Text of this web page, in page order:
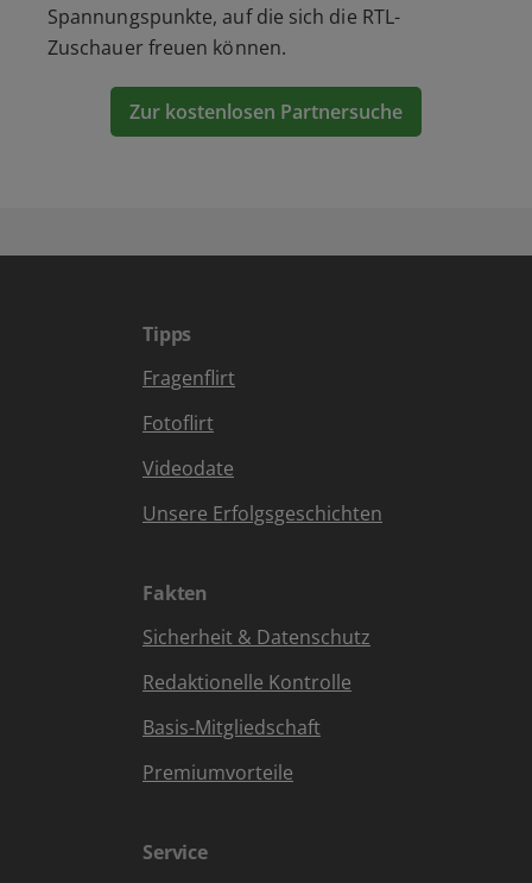
Spannungspunkte, auf die sich die RTL-
Zuschauer freuen können.
Zur kostenlosen Partnersuche
Tipps
Fragenflirt
Fotoflirt
Videodate
Unsere Erfolgsgeschichten
Fakten
Sicherheit & Datenschutz
Redaktionelle Kontrolle
Basis-Mitgliedschaft
Premiumvorteile
Service